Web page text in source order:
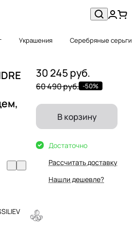
Украшения Серебряные серьги
30 245 руб.
60 490 руб. -50%
В корзину
Достаточно
Рассчитать доставку
Нашли дешевле?